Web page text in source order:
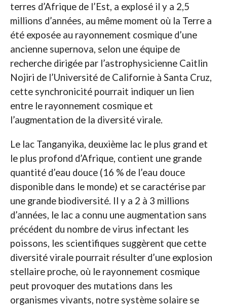
terres d’Afrique de l’Est, a explosé il y a 2,5
millions d’années, au même moment où la Terre a
été exposée au rayonnement cosmique d’une
ancienne supernova, selon une équipe de
recherche dirigée par l’astrophysicienne Caitlin
Nojiri de l’Université de Californie à Santa Cruz,
cette synchronicité pourrait indiquer un lien
entre le rayonnement cosmique et
l’augmentation de la diversité virale.
Le lac Tanganyika, deuxième lac le plus grand et
le plus profond d’Afrique, contient une grande
quantité d’eau douce (16 % de l’eau douce
disponible dans le monde) et se caractérise par
une grande biodiversité. Il y a 2 à 3 millions
d’années, le lac a connu une augmentation sans
précédent du nombre de virus infectant les
poissons, les scientifiques suggèrent que cette
diversité virale pourrait résulter d’une explosion
stellaire proche, où le rayonnement cosmique
peut provoquer des mutations dans les
organismes vivants, notre système solaire se